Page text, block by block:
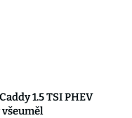
1.5 TSI PHEV